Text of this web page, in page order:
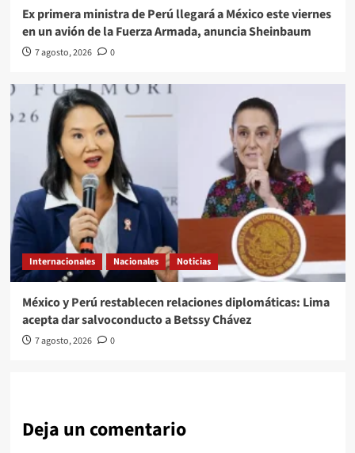
Ex primera ministra de Perú llegará a México este viernes
en un avión de la Fuerza Armada, anuncia Sheinbaum
7 agosto, 2026 0
Internacionales Nacionales Noticias
México y Perú restablecen relaciones diplomáticas: Lima
acepta dar salvoconducto a Betssy Chávez
7 agosto, 2026 0
Deja un comentario